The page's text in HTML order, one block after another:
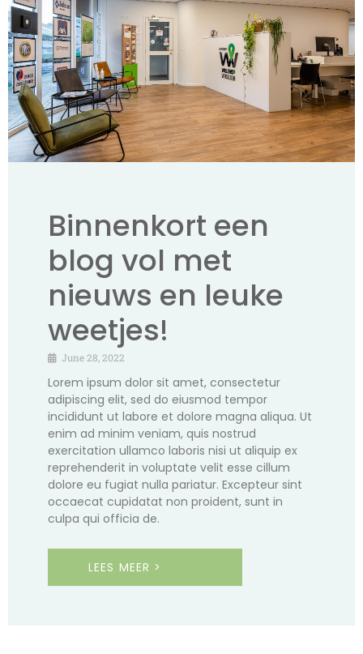
Binnenkort een
blog vol met
nieuws en leuke
weetjes!
June 28, 2022
Lorem ipsum dolor sit amet, consectetur
adipiscing elit, sed do eiusmod tempor
incididunt ut labore et dolore magna aliqua. Ut
enim ad minim veniam, quis nostrud
exercitation ullamco laboris nisi ut aliquip ex
reprehenderit in voluptate velit esse cillum
dolore eu fugiat nulla pariatur. Excepteur sint
occaecat cupidatat non proident, sunt in
culpa qui officia de.
LEES MEER >